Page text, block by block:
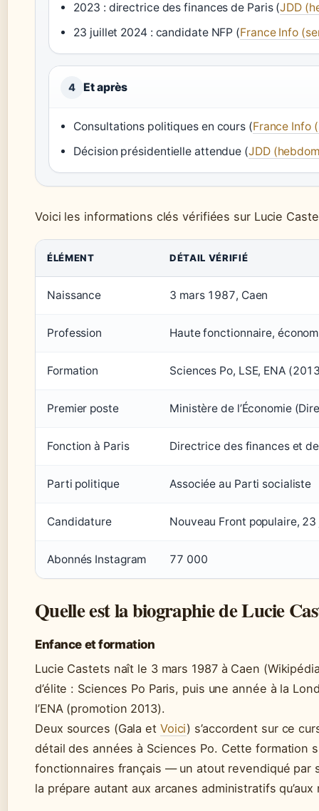
2023 : directrice des finances de Paris (JDD
23 juillet 2024 : candidate NFP (France Info
4 Et après
Consultations politiques en cours (France Info
Décision présidentielle attendue (JDD
Voici les informations clés vérifiées sur Lucie
ÉLÉMENT DÉTAIL VÉRIFIÉ
Naissance 3 mars 1987, Caen
Profession Haute fonctionnaire,
Formation Sciences Po, LSE, ENA
Premier poste Ministère de l’Économie
Fonction à Paris Directrice des finances et
Parti politique Associée au Parti socialiste
Candidature Nouveau Front populaire,
Abonnés Instagram 77 000
Quelle est la biographie de Lucie
Enfance et formation
Lucie Castets naît le 3 mars 1987 à Caen
d’élite : Sciences Po Paris, puis une année à la
l’ENA (promotion 2013).
Deux sources (Gala et Voici) s’accordent sur ce
détail des années à Sciences Po. Cette formation
fonctionnaires français — un atout revendiqué par
la prépare autant aux arcanes administratifs